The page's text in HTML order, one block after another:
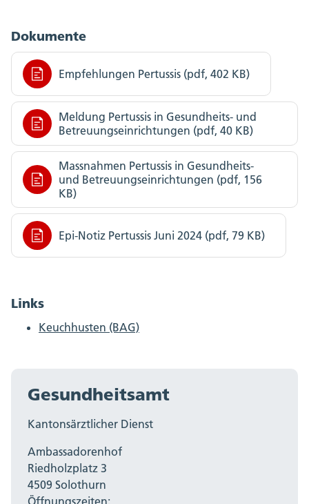
Dokumente
Empfehlungen Pertussis (pdf, 402 KB)
Meldung Pertussis in Gesundheits- und
Betreuungseinrichtungen (pdf, 40 KB)
Massnahmen Pertussis in Gesundheits-
und Betreuungseinrichtungen (pdf, 156
KB)
Epi-Notiz Pertussis Juni 2024 (pdf, 79 KB)
Links
Keuchhusten (BAG)
Gesundheitsamt
Kantonsärztlicher Dienst
Ambassadorenhof
Riedholzplatz 3
4509 Solothurn
Öffnungszeiten: